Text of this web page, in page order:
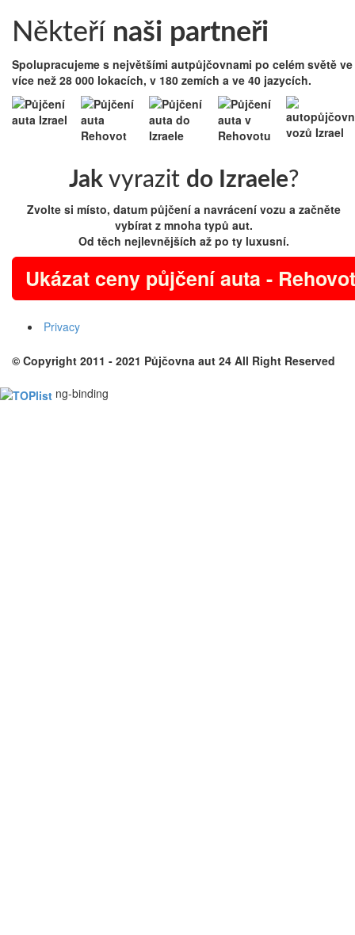
Někteří naši partneři
Spolupracujeme s největšími autpůjčovnami po celém světě ve
více než 28 000 lokacích, v 180 zemích a ve 40 jazycích.
Jakvyrazit do Izraele?
Zvolte si místo, datum půjčení a navrácení vozu a začněte
vybírat z mnoha typů aut.
Od těch nejlevnějších až po ty luxusní.
Ukázat ceny půjčení auta - Rehovot
Privacy
© Copyright 2011 - 2021 Půjčovna aut 24 All Right Reserved
ng-binding